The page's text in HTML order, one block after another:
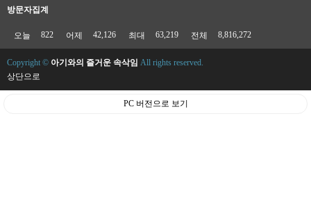
방문자집계
오늘 822 어제 42,126 최대 63,219 전체 8,816,272
Copyright © 아기와의 즐거운 속삭임 All rights reserved.
상단으로
PC 버전으로 보기